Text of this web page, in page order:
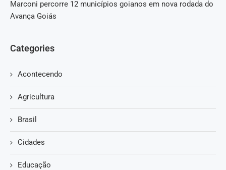
Marconi percorre 12 municípios goianos em nova rodada do
Avança Goiás
Categories
Acontecendo
Agricultura
Brasil
Cidades
Educação